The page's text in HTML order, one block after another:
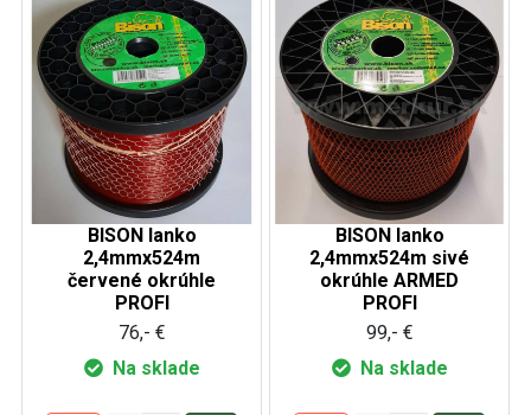
BISON lanko
2,4mmx524m
červené okrúhle
PROFI
76,- €
Na sklade
BISON lanko
2,4mmx524m sivé
okrúhle ARMED
PROFI
99,- €
Na sklade